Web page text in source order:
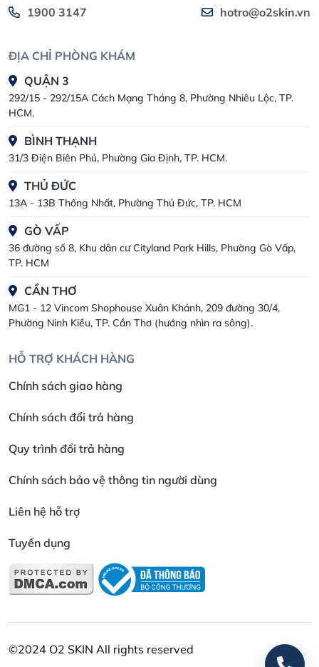
1900 3147 hotro@o2skin.vn
ĐỊA CHỈ PHÒNG KHÁM
QUẬN 3
292/15 - 292/15A Cách Mạng Tháng 8, Phường Nhiêu Lộc, TP.
HCM.
BÌNH THẠNH
31/3 Điện Biên Phủ, Phường Gia Định, TP. HCM.
THỦ ĐỨC
13A - 13B Thống Nhất, Phường Thủ Đức, TP. HCM
GÒ VẤP
36 đường số 8, Khu dân cư Cityland Park Hills, Phường Gò Vấp,
TP. HCM
CẦN THƠ
MG1 - 12 Vincom Shophouse Xuân Khánh, 209 đường 30/4,
Phường Ninh Kiều, TP. Cần Thơ (hướng nhìn ra sông).
HỖ TRỢ KHÁCH HÀNG
Chính sách giao hàng
Chính sách đổi trả hàng
Quy trình đổi trả hàng
Chính sách bảo vệ thông tin người dùng
Liên hệ hỗ trợ
Tuyển dụng
©2024 O2 SKIN All rights reserved